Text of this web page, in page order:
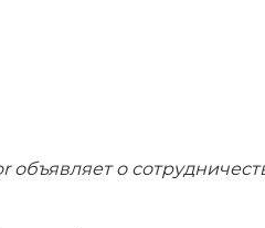
объявляет о